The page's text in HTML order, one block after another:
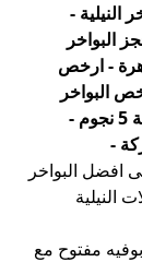
النيلية -
البواخر
- ارخص
البواخر
النيلية المتحركة - بواخر نيلية 5 نجوم -
-
افضل البواخر
النيلية
مفتوح مع